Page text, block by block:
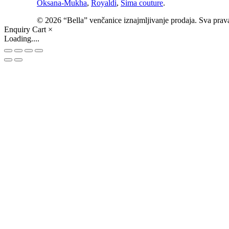
Oksana-Mukha, Royaldi, Sima couture.
© 2026 “Bella” venčanice iznajmljivanje prodaja. Sva
Enquiry Cart ×
Loading....